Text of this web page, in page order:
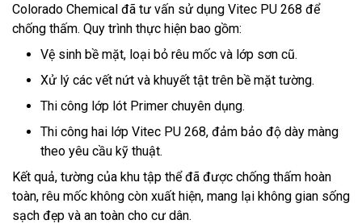
Colorado Chemical đã tư vấn sử dụng Vitec PU 268 để
chống thấm. Quy trình thực hiện bao gồm:
Vệ sinh bề mặt, loại bỏ rêu mốc và lớp sơn cũ.
Xử lý các vết nứt và khuyết tật trên bề mặt tường.
Thi công lớp lót Primer chuyên dụng.
Thi công hai lớp Vitec PU 268, đảm bảo độ dày màng
theo yêu cầu kỹ thuật.
Kết quả, tường của khu tập thể đã được chống thấm hoàn
toàn, rêu mốc không còn xuất hiện, mang lại không gian sống
sạch đẹp và an toàn cho cư dân.